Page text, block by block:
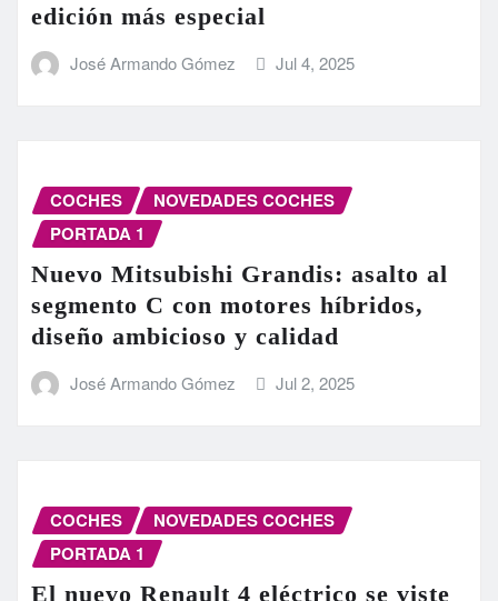
edición más especial
José Armando Gómez Jul 4, 2025
COCHES
NOVEDADES COCHES
PORTADA 1
Nuevo Mitsubishi Grandis: asalto al
segmento C con motores híbridos,
diseño ambicioso y calidad
José Armando Gómez Jul 2, 2025
COCHES
NOVEDADES COCHES
PORTADA 1
El nuevo Renault 4 eléctrico se viste